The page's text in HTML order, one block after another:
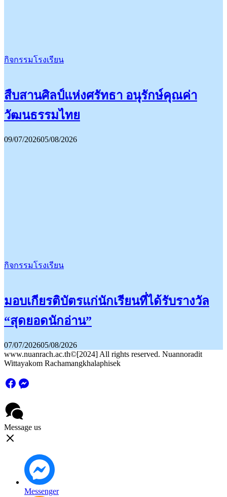
กิจกรรมโรงเรียน
สืบสานศิลป์แห่งศรัทธา อนุรักษ์คุณค่า
วัฒนธรรมไทย
09/07/202605/08/2026
กิจกรรมโรงเรียน
มอบเกียรติบัตรแก่นักเรียนที่ได้รับรางวัล
“สุดยอดนักอ่าน”
07/07/202605/08/2026
www.nuanrach.ac.th©[2024] All rights reserved. Nuannoradit
Wittayakom Rachamangkhalaphisek
Message us
Messenger